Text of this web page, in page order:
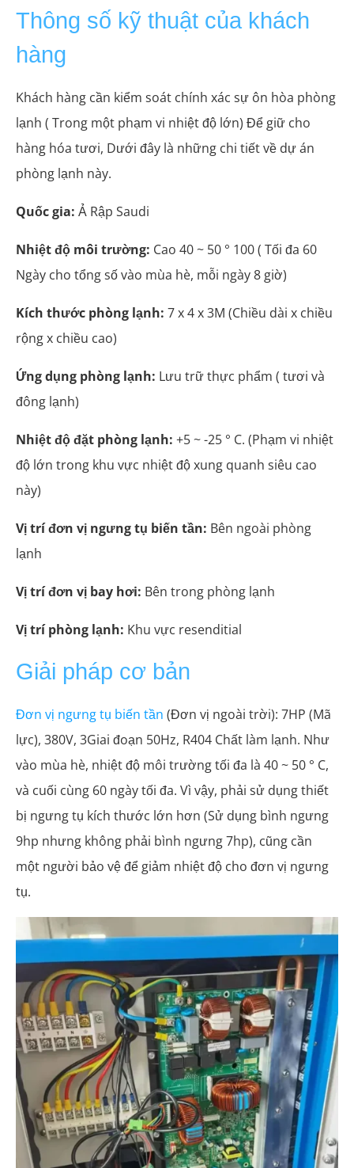
Thông số kỹ thuật của khách
hàng
Khách hàng cần kiểm soát chính xác sự ôn hòa phòng
lạnh ( Trong một phạm vi nhiệt độ lớn) Để giữ cho
hàng hóa tươi, Dưới đây là những chi tiết về dự án
phòng lạnh này.
Quốc gia: Ả Rập Saudi
Nhiệt độ môi trường: Cao 40 ~ 50 ° 100 ( Tối đa 60
Ngày cho tổng số vào mùa hè, mỗi ngày 8 giờ)
Kích thước phòng lạnh: 7 x 4 x 3M (Chiều dài x chiều
rộng x chiều cao)
Ứng dụng phòng lạnh: Lưu trữ thực phẩm ( tươi và
đông lạnh)
Nhiệt độ đặt phòng lạnh: +5 ~ -25 ° C. (Phạm vi nhiệt
độ lớn trong khu vực nhiệt độ xung quanh siêu cao
này)
Vị trí đơn vị ngưng tụ biến tần: Bên ngoài phòng
lạnh
Vị trí đơn vị bay hơi: Bên trong phòng lạnh
Vị trí phòng lạnh: Khu vực resenditial
Giải pháp cơ bản
Đơn vị ngưng tụ biến tần (Đơn vị ngoài trời): 7HP (Mã
lực), 380V, 3Giai đoạn 50Hz, R404 Chất làm lạnh. Như
vào mùa hè, nhiệt độ môi trường tối đa là 40 ~ 50 ° C,
và cuối cùng 60 ngày tối đa. Vì vậy, phải sử dụng thiết
bị ngưng tụ kích thước lớn hơn (Sử dụng bình ngưng
9hp nhưng không phải bình ngưng 7hp), cũng cần
một người bảo vệ để giảm nhiệt độ cho đơn vị ngưng
tụ.